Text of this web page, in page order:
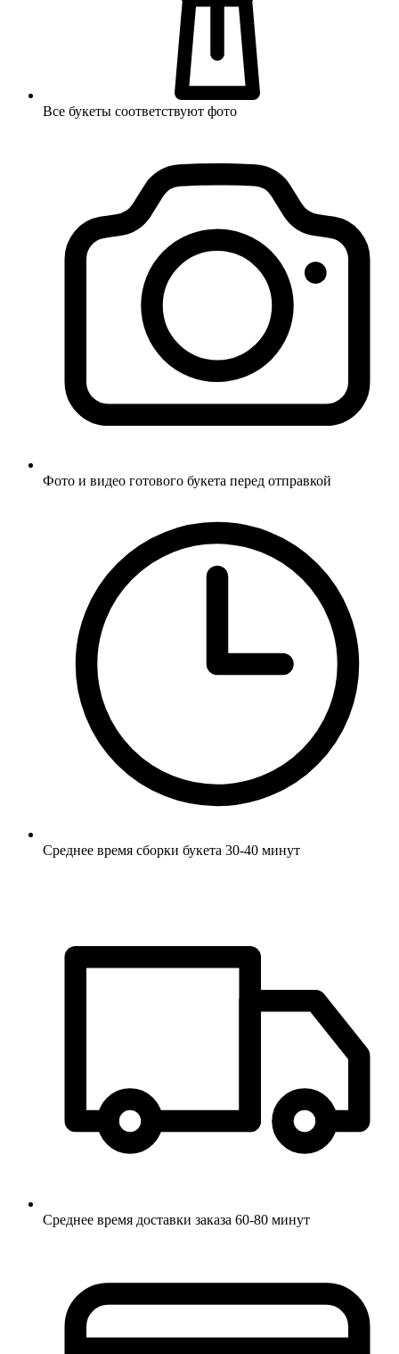
Все букеты соответствуют фото
Фото и видео готового букета перед отправкой
Среднее время сборки букета 30-40 минут
Среднее время доставки заказа 60-80 минут